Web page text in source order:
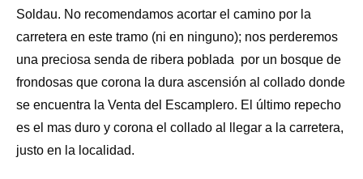
Soldau. No recomendamos acortar el camino por la
carretera en este tramo (ni en ninguno); nos perderemos
una preciosa senda de ribera poblada por un bosque de
frondosas que corona la dura ascensión al collado donde
se encuentra la Venta del Escamplero. El último repecho
es el mas duro y corona el collado al llegar a la carretera,
justo en la localidad.